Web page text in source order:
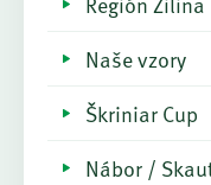
Naše vzory
Škriniar Cup
Nábor /